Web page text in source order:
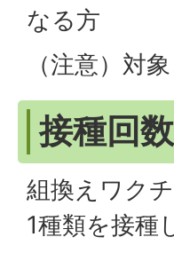
なる方
（注意）対
接種回数
組換えワク
1種類を接種